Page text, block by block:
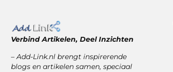
Verbind Artikelen, Deel Inzichten
– Add-Link.nl brengt inspirerende
blogs en artikelen samen, speciaal